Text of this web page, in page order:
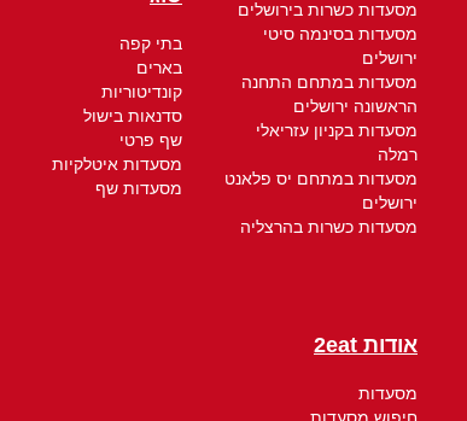
מסעדות כשרות בירושלים
מסעדות בסינמה סיטי
ירושלים
מסעדות במתחם התחנה
הראשונה ירושלים
מסעדות בקניון עזריאלי
רמלה
מסעדות במתחם יס פלאנט
ירושלים
מסעדות כשרות בהרצליה
בתי קפה
בארים
קונדיטוריות
סדנאות בישול
שף פרטי
מסעדות איטלקיות
מסעדות שף
אודות 2eat
מסעדות